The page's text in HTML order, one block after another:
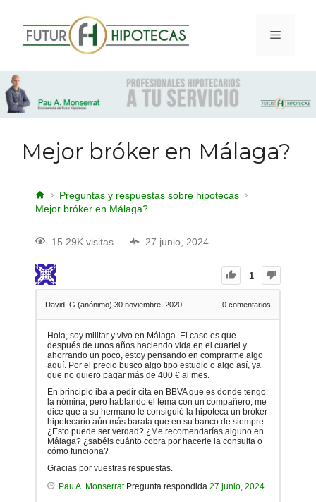
Mejor bróker en Málaga?
Preguntas y respuestas sobre hipotecas
Mejor bróker en Málaga?
15.29K visitas 27 junio, 2024
1
David. G (anónimo) 30 noviembre, 2020 0 comentarios
Hola, soy militar y vivo en Málaga. El caso es que
después de unos años haciendo vida en el cuartel y
ahorrando un poco, estoy pensando en comprarme algo
aquí. Por el precio busco algo tipo estudio o algo así, ya
que no quiero pagar más de 400 € al mes.
En principio iba a pedir cita en BBVA que es donde tengo
la nómina, pero hablando el tema con un compañero, me
dice que a su hermano le consiguió la hipoteca un bróker
hipotecario aún más barata que en su banco de siempre.
¿Esto puede ser verdad? ¿Me recomendarías alguno en
Málaga? ¿sabéis cuánto cobra por hacerle la consulta o
cómo funciona?
Gracias por vuestras respuestas.
Pau A. MonserratPregunta respondida 27 junio, 2024